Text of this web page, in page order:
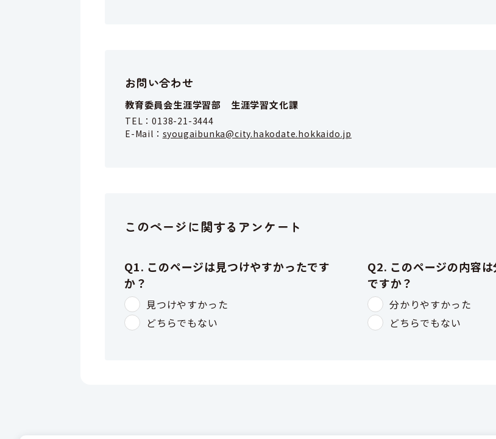
お問い合わせ
教育委員会生涯学習部 生涯学習文化課
TEL：0138-21-3444
E-Mail： syougaibunka@city.hakodate.hokkaido.jp
このページに関するアンケート